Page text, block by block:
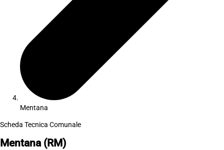
Mentana
Scheda Tecnica Comunale
Mentana (RM)